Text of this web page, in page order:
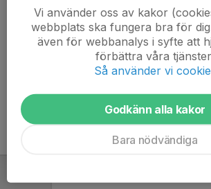
11. Örebro HUF 2 24
12. Åker/Strängnäs HC 24
24
Vi använder oss av kakor
webbplats ska fungera bra för
även för webbanalys i syfte att
förbättra våra
Så använder vi
Godkänn alla kakor
Bara nödvändiga